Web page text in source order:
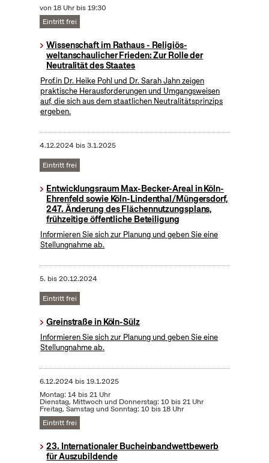
von 18 Uhr bis 19:30
Eintritt frei
Wissenschaft im Rathaus - Religiös-
weltanschaulicher Frieden: Zur Rolle der
Neutralität des Staates
Prof.in Dr. Heike Pohl und Dr. Sarah Jahn zeigen
praktische Herausforderungen und Umgangsweisen
auf, die sich aus dem staatlichen Neutralitätsprinzips
ergeben.
4.12.2024 bis3.1.2025
Eintritt frei
Entwicklungsraum Max-Becker-Areal in Köln-
Ehrenfeld sowie Köln-Lindenthal/Müngersdorf,
247. Änderung des Flächennutzungsplans,
frühzeitige öffentliche Beteiligung
Informieren Sie sich zur Planung und geben Sie eine
Stellungnahme ab.
5. bis20.12.2024
Eintritt frei
Greinstraße in Köln-Sülz
Informieren Sie sich zur Planung und geben Sie eine
Stellungnahme ab.
6.12.2024 bis19.1.2025
Montag: 14 bis 21 Uhr
Dienstag, Mittwoch und Donnerstag: 10 bis 21 Uhr
Freitag, Samstag und Sonntag: 10 bis 18 Uhr
Eintritt frei
23. Internationaler Bucheinbandwettbewerb
für Auszubildende